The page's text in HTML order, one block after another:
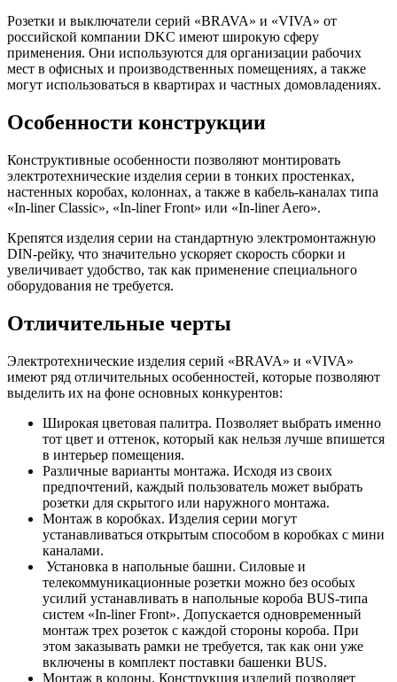
Розетки и выключатели серий «BRAVA» и «VIVA» от
российской компании DKC имеют широкую сферу
применения. Они используются для организации рабочих
мест в офисных и производственных помещениях, а также
могут использоваться в квартирах и частных домовладениях.
Особенности конструкции
Конструктивные особенности позволяют монтировать
электротехнические изделия серии в тонких простенках,
настенных коробах, колоннах, а также в кабель-каналах типа
«In-liner Classic», «In-liner Front» или «In-liner Aero».
Крепятся изделия серии на стандартную электромонтажную
DIN-рейку, что значительно ускоряет скорость сборки и
увеличивает удобство, так как применение специального
оборудования не требуется.
Отличительные черты
Электротехнические изделия серий «BRAVA» и «VIVA»
имеют ряд отличительных особенностей, которые позволяют
выделить их на фоне основных конкурентов:
Широкая цветовая палитра. Позволяет выбрать именно
тот цвет и оттенок, который как нельзя лучше впишется
в интерьер помещения.
Различные варианты монтажа. Исходя из своих
предпочтений, каждый пользователь может выбрать
розетки для скрытого или наружного монтажа.
Монтаж в коробках. Изделия серии могут
устанавливаться открытым способом в коробках с мини
каналами.
Установка в напольные башни. Силовые и
телекоммуникационные розетки можно без особых
усилий устанавливать в напольные короба BUS-типа
систем «In-liner Front». Допускается одновременный
монтаж трех розеток с каждой стороны короба. При
этом заказывать рамки не требуется, так как они уже
включены в комплект поставки башенки BUS.
Монтаж в колоны. Конструкция изделий позволяет